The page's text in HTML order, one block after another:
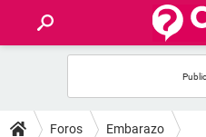
FORUMS
Foros Embarazo